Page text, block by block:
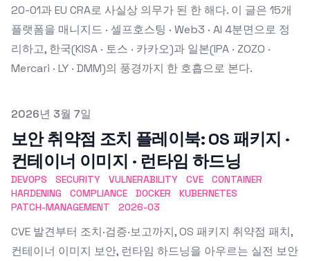
20-01과 EU CRA로 사실상 의무가 된 한 해다. 이 글은 15개
플랫폼을 매니지드 · 셀프호스팅 · Web3 · AI 4분면으로 정
리하고, 한국(KISA · 토스 · 카카오)과 일본(IPA · ZOZO ·
Mercari · LY · DMM)의 풍경까지 한 호흡으로 본다.
Published on
2026년 3월 7일
보안 취약점 조치 플레이북: OS 패키지 ·
컨테이너 이미지 · 런타임 하드닝
DEVOPS SECURITY VULNERABILITY CVE
CONTAINER
HARDENING
COMPLIANCE DOCKER
KUBERNETES
PATCH-MANAGEMENT
2026-03
CVE 발견부터 조치·검증·보고까지, OS 패키지 취약점 패치,
컨테이너 이미지 보안, 런타임 하드닝을 아우르는 실전 보안